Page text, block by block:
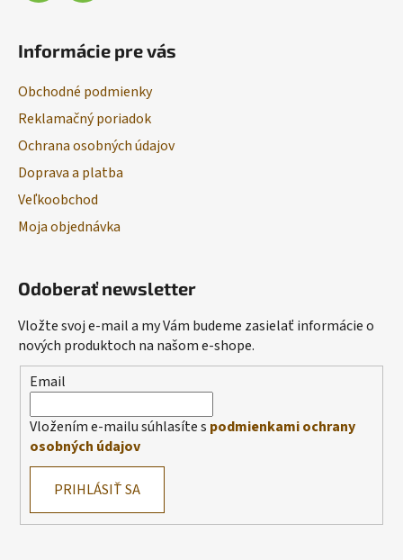
Informácie pre vás
Obchodné podmienky
Reklamačný poriadok
Ochrana osobných údajov
Doprava a platba
Veľkoobchod
Moja objednávka
Odoberať newsletter
Vložte svoj e-mail a my Vám budeme zasielať informácie o
nových produktoch na našom e-shope.
Email
Vložením e-mailu súhlasíte s podmienkami ochrany
osobných údajov
PRIHLÁSIŤ SA